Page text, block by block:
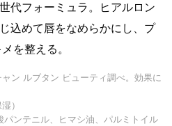
代フォーミュラ。ヒアルロン
込めて唇をなめらかにし、プ
を整える。
ン ルブタン ビューティ調べ。効果に
）
ンテニル、ヒマシ油、パルミトイル